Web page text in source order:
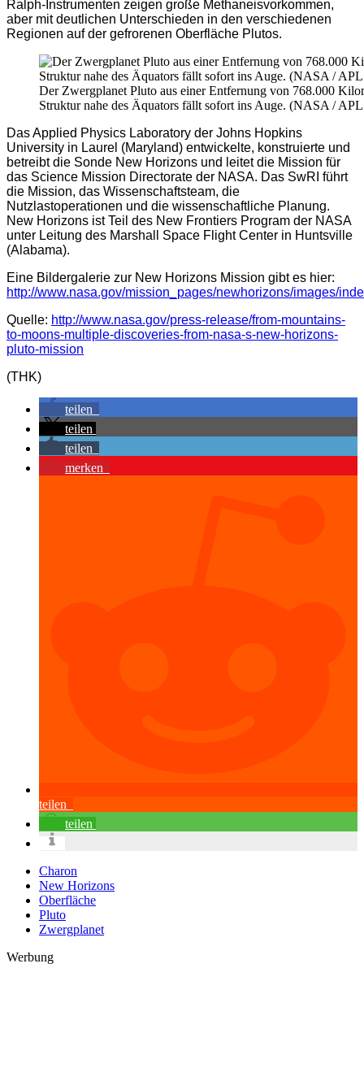
Ralph-Instrumenten zeigen große Methaneisvorkommen,
aber mit deutlichen Unterschieden in den verschiedenen
Regionen auf der gefrorenen Oberfläche Plutos.
Der Zwergplanet Pluto aus einer Entfernung von 768.000
Struktur nahe des Äquators fällt sofort ins Auge. (NASA /
Das Applied Physics Laboratory der Johns Hopkins
University in Laurel (Maryland) entwickelte, konstruierte und
betreibt die Sonde New Horizons und leitet die Mission für
das Science Mission Directorate der NASA. Das SwRI führt
die Mission, das Wissenschaftsteam, die
Nutzlastoperationen und die wissenschaftliche Planung.
New Horizons ist Teil des New Frontiers Program der NASA
unter Leitung des Marshall Space Flight Center in Huntsville
(Alabama).
Eine Bildergalerie zur New Horizons Mission gibt es hier:
http://www.nasa.gov/mission_pages/newhorizons/images/
Quelle: http://www.nasa.gov/press-release/from-mountains-
to-moons-multiple-discoveries-from-nasa-s-new-horizons-
pluto-mission
(THK)
teilen
teilen
teilen
merken
teilen
teilen
Charon
New Horizons
Oberfläche
Pluto
Zwergplanet
Werbung